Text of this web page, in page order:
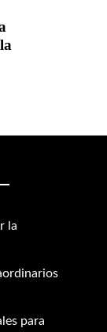
la
para